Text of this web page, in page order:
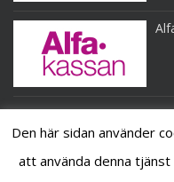
Den här sidan använder
att använda denna